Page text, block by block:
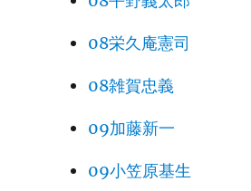
08栄久庵憲司
08雑賀忠義
09加藤新一
09小笠原基生